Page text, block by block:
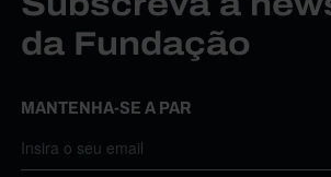
da Fundação
MANTENHA-SE A PAR